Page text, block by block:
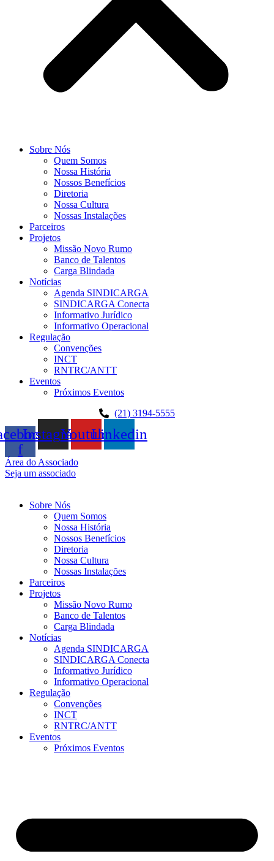
Sobre Nós
Quem Somos
Nossa História
Nossos Benefícios
Diretoria
Nossa Cultura
Nossas Instalações
Parceiros
Projetos
Missão Novo Rumo
Banco de Talentos
Carga Blindada
Notícias
Agenda SINDICARGA
SINDICARGA Conecta
Informativo Jurídico
Informativo Operacional
Regulação
Convenções
INCT
RNTRC/ANTT
Eventos
Próximos Eventos
(21) 3194-5555
f
InstagramYoutubeLinkedin
Área do Associado
Seja um associado
Sobre Nós
Quem Somos
Nossa História
Nossos Benefícios
Diretoria
Nossa Cultura
Nossas Instalações
Parceiros
Projetos
Missão Novo Rumo
Banco de Talentos
Carga Blindada
Notícias
Agenda SINDICARGA
SINDICARGA Conecta
Informativo Jurídico
Informativo Operacional
Regulação
Convenções
INCT
RNTRC/ANTT
Eventos
Próximos Eventos